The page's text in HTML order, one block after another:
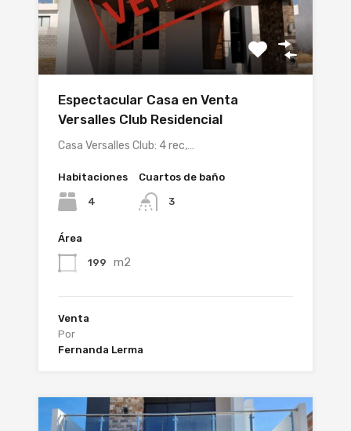
Espectacular Casa en Venta
Versalles Club Residencial
Casa Versalles Club: 4 rec,…
Habitaciones
4
Cuartos de baño
3
Área
199 m2
Venta
Por
Fernanda Lerma